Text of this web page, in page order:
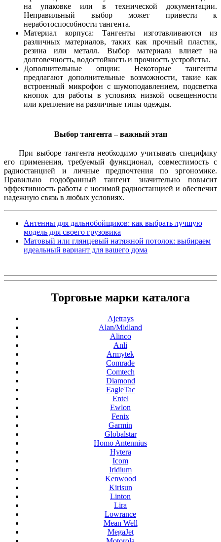
на упаковке или в технической документации.
Неправильный выбор может привести к
неработоспособности тангента.
Материал корпуса: Тангенты изготавливаются из
различных материалов, таких как прочный пластик,
резина или металл. Выбор материала влияет на
долговечность, водостойкость и прочность устройства.
Дополнительные опции: Некоторые тангенты
предлагают дополнительные возможности, такие как
встроенный микрофон с шумоподавлением, подсветка
кнопок для работы в условиях низкой освещенности
или крепление на различные типы одежды.
Выбор тангента – важный этап
При выборе тангента необходимо учитывать специфику
его применения, требуемый функционал, совместимость с
радиостанцией и личные предпочтения по эргономике.
Правильно подобранный тангент значительно повысит
эффективность работы с носимой радиостанцией и обеспечит
надежную связь в любых условиях.
Антенны для дальнобойщиков: как выбрать лучшую
модель для своего грузовика
Матовый или глянцевый натяжной потолок: выбираем
идеальный вариант для вашего дома
Торговые марки каталога
Ajetrays
Alan/Midland
Alinco
Anli
Armytek
Comrade
Comtech
Diamond
EagleTac
Entel
Ewlon
Fenix
Garmin
Globalstar
Homo Antennius
Hytera
Icom
Iridium
Kenwood
Kirisun
Linton
Lira
Lowrance
Mean Well
MegaJet